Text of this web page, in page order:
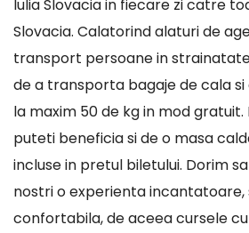
Iulia Slovacia in fiecare zi catre
Slovacia. Calatorind alaturi de
transport persoane in
de a transporta bagaje de cala
la maxim 50 de kg in mod gratuit.
puteti beneficia si de o masa
incluse in pretul biletului. Dorim
nostri o experienta incantatoare,
confortabila, de aceea cursele